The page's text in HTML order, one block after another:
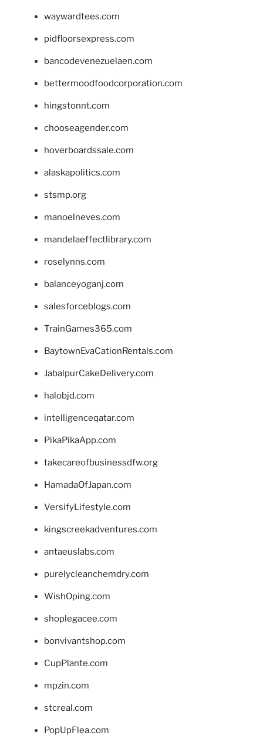
waywardtees.com
pidfloorsexpress.com
bancodevenezuelaen.com
bettermoodfoodcorporation.com
hingstonnt.com
chooseagender.com
hoverboardssale.com
alaskapolitics.com
stsmp.org
manoelneves.com
mandelaeffectlibrary.com
roselynns.com
balanceyoganj.com
salesforceblogs.com
TrainGames365.com
BaytownEvaCationRentals.com
JabalpurCakeDelivery.com
halobjd.com
intelligenceqatar.com
PikaPikaApp.com
takecareofbusinessdfw.org
HamadaOfJapan.com
VersifyLifestyle.com
kingscreekadventures.com
antaeuslabs.com
purelycleanchemdry.com
WishOping.com
shoplegacee.com
bonvivantshop.com
CupPlante.com
mpzin.com
stcreal.com
PopUpFlea.com